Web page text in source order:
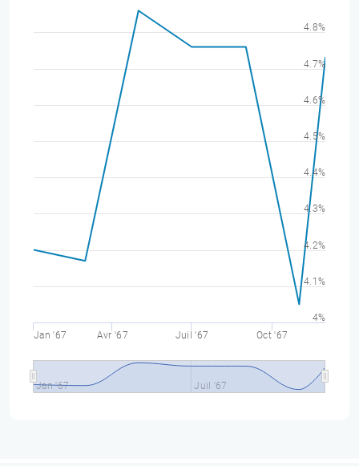
Jan '67 Avr '67 Juil '67 Oct '67
Jan '67 Juil '67
4%
4.1%
4.2%
4.3%
4.4%
4.5%
4.6%
4.7%
4.8%